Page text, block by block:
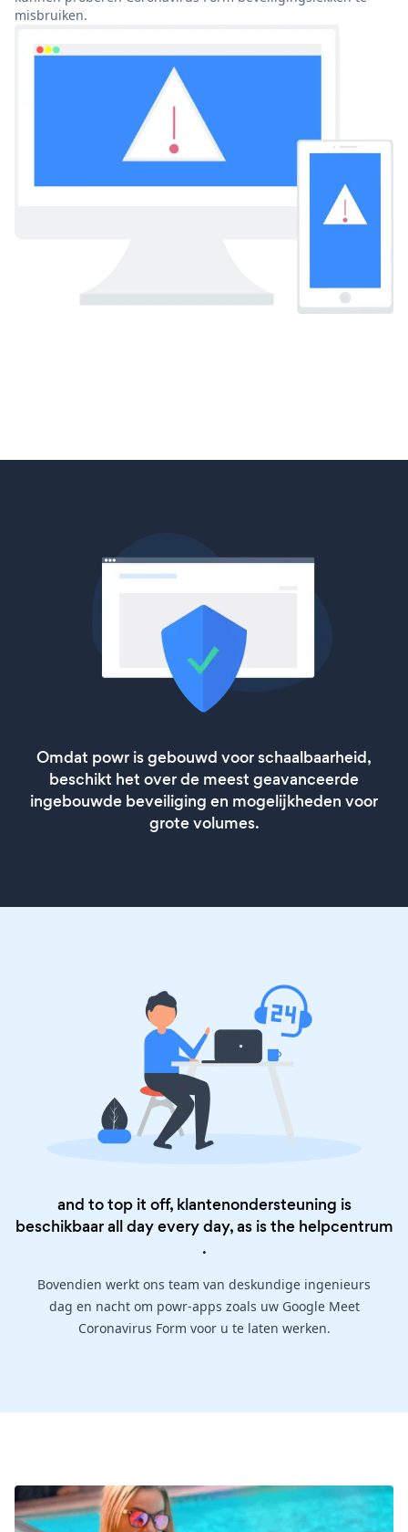
misbruiken.
Omdat powr is gebouwd voor schaalbaarheid,
beschikt het over de meest geavanceerde
ingebouwde beveiliging en mogelijkheden voor
grote volumes.
and to top it off, klantenondersteuning is
beschikbaar all day every day, as is the helpcentrum
.
Bovendien werkt ons team van deskundige ingenieurs
dag en nacht om powr-apps zoals uw Google Meet
Coronavirus Form voor u te laten werken.